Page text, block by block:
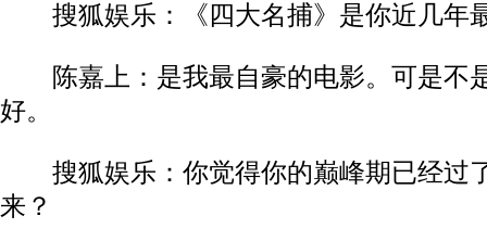
搜狐娱乐：《四大名捕》是你近几年
陈嘉上：是我最自豪的电影。可是不
好。
搜狐娱乐：你觉得你的巅峰期已经过
来？